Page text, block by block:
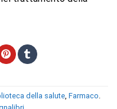
della salute, Farmaco.